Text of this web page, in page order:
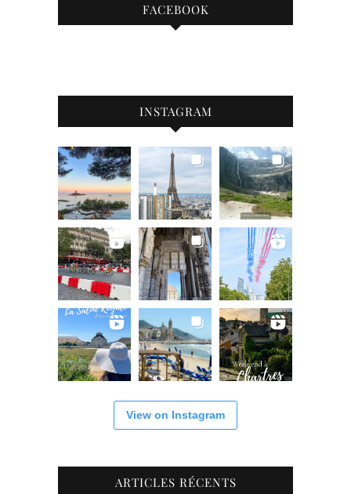
FACEBOOK
INSTAGRAM
View on Instagram
ARTICLES RÉCENTS